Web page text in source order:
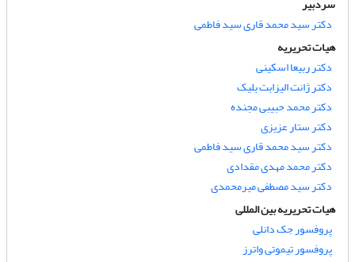
سردبیر
دکتر سید محمد قاری سید فاطمی
هیات تحریریه
دکتر ربیعا اسکینی
دکتر ژانت الیزابت بلیک
دکتر محمد حبیبی مجنده
دکتر ستار عزیزی
دکتر سید محمد قاری سید فاطمی
دکتر محمد مهدی مقدادی
دکتر سید مصطفی میرمحمدی
هیات تحریریه بین المللی
پروفسور جک دانلی
پروفسور تیموتی واترز